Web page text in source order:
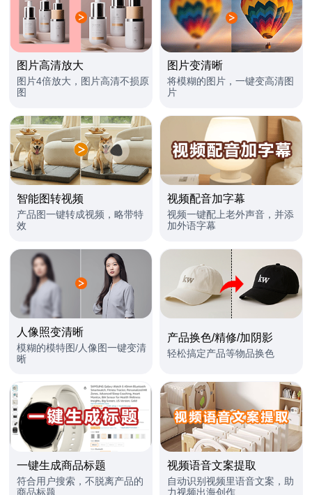
图片高清放大
图片4倍放大，图片高清不损原
图
图片变清晰
将模糊的图片，一键变高清图
片
智能图转视频
产品图一键转成视频，略带特
效
视频配音加字幕
视频一键配上老外声音，并添
加外语字幕
人像照变清晰
模糊的模特图/人像图一键变清
晰
产品换色/精修/加阴影
轻松搞定产品等物品换色
一键生成商品标题
符合用户搜索，不脱离产品的
商品标题
视频语音文案提取
自动识别视频里语音文案，助
力视频出海创作